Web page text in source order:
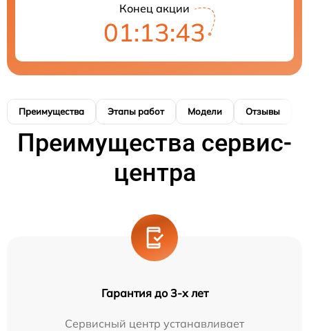
Конец акции
01:13:43
Преимущества Этапы работ Модели Отзывы
Преимущества сервис-
центра
Гарантия до 3-х лет
Сервисный центр устанавливает